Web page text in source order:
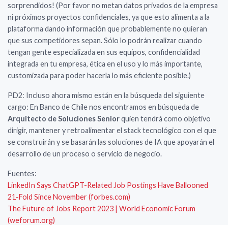
sorprendidos! (Por favor no metan datos privados de la empresa
ni próximos proyectos confidenciales, ya que esto alimenta a la
plataforma dando información que probablemente no quieran
que sus competidores sepan. Sólo lo podrán realizar cuando
tengan gente especializada en sus equipos, confidencialidad
integrada en tu empresa, ética en el uso y lo más importante,
customizada para poder hacerla lo más eficiente posible.)
PD2: Incluso ahora mismo están en la búsqueda del siguiente
cargo: En Banco de Chile nos encontramos en búsqueda de
Arquitecto de Soluciones Seniorquien tendrá como objetivo
dirigir, mantener y retroalimentar el stack tecnológico con el que
se construirán y se basarán las soluciones de IA que apoyarán el
desarrollo de un proceso o servicio de negocio.
Fuentes:
LinkedIn Says ChatGPT-Related Job Postings Have Ballooned
21-Fold Since November (forbes.com)
The Future of Jobs Report 2023 | World Economic Forum
(weforum.org)